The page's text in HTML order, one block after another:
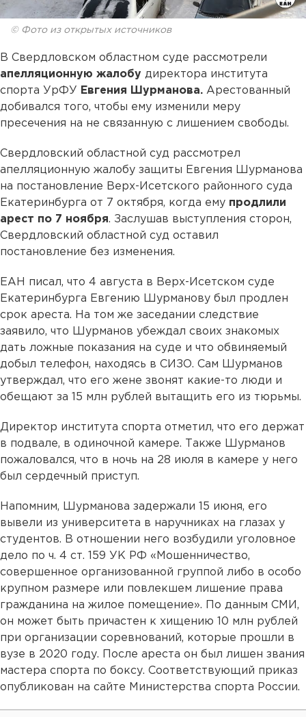
© Фото из открытых источников
В Свердловском областном суде рассмотрели
апелляционную жалобу директора института
спорта УрФУ
Евгения Шурманова. Арестованный
добивался того, чтобы ему изменили меру
пресечения на не связанную с лишением свободы.
Свердловский областной суд рассмотрел
апелляционную жалобу защиты Евгения Шурманова
на постановление Верх-Исетского районного суда
Екатеринбурга от 7 октября, когда ему продлили
арест по 7 ноября. Заслушав выступления сторон,
Свердловский областной суд оставил
постановление без изменения.
ЕАН писал, что 4 августа в Верх-Исетском суде
Екатеринбурга Евгению Шурманову был продлен
срок ареста. На том же заседании следствие
заявило, что Шурманов убеждал своих знакомых
дать ложные показания на суде и что обвиняемый
добыл телефон, находясь в СИЗО. Сам Шурманов
утверждал, что его жене звонят какие-то люди и
обещают за 15 млн рублей вытащить его из тюрьмы.
Директор института спорта отметил, что его держат
в подвале, в одиночной камере. Также Шурманов
пожаловался, что в ночь на 28 июля в камере у него
был сердечный приступ.
Напомним, Шурманова задержали 15 июня, его
вывели из университета в наручниках на глазах у
студентов. В отношении него возбудили уголовное
дело по ч. 4 ст. 159 УК РФ «Мошенничество,
совершенное организованной группой либо в особо
крупном размере или повлекшем лишение права
гражданина на жилое помещение». По данным СМИ,
он может быть причастен к хищению 10 млн рублей
при организации соревнований, которые прошли в
вузе в 2020 году. После ареста он был лишен звания
мастера спорта по боксу. Соответствующий приказ
опубликован на сайте Министерства спорта России.